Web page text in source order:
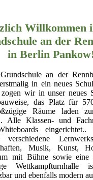
Willkommen
an der
in Berlin
an der
in ein neues
wir in unser neues
das Platz für
Räume laden
Alle Klassen- und
eingerichtet..
Musik, Kunst,
mit Bühne sowie
und ebenfalls modern